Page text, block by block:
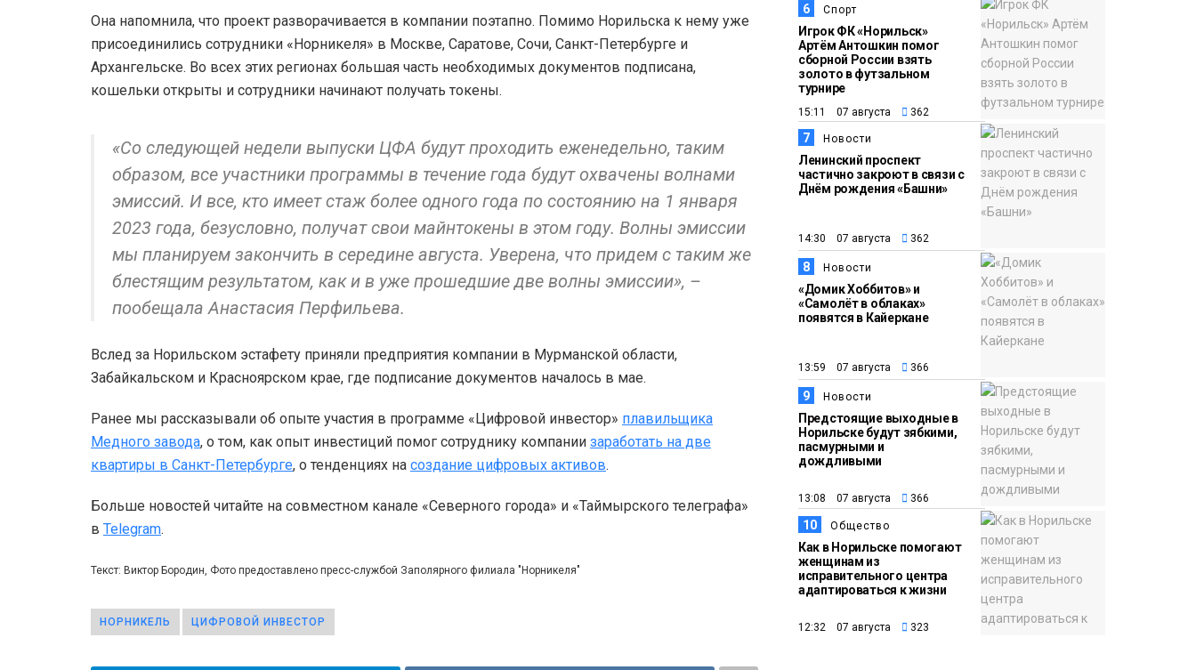
Она напомнила, что проект разворачивается в компании поэтапно. Помимо Норильска к нему уже
присоединились сотрудники «Норникеля» в Москве, Саратове, Сочи, Санкт-Петербурге и
Архангельске. Во всех этих регионах большая часть необходимых документов подписана,
кошельки открыты и сотрудники начинают получать токены.
«Со следующей недели выпуски ЦФА будут проходить еженедельно, таким
образом, все участники программы в течение года будут охвачены волнами
эмиссий. И все, кто имеет стаж более одного года по состоянию на 1 января
2023 года, безусловно, получат свои майнтокены в этом году. Волны эмиссии
мы планируем закончить в середине августа. Уверена, что придем с таким же
блестящим результатом, как и в уже прошедшие две волны эмиссии», –
пообещала Анастасия Перфильева.
Вслед за Норильском эстафету приняли предприятия компании в Мурманской области,
Забайкальском и Красноярском крае, где подписание документов началось в мае.
Ранее мы рассказывали об опыте участия в программе «Цифровой инвестор» плавильщика
Медного завода, о том, как опыт инвестиций помог сотруднику компании заработать на две
квартиры в Санкт-Петербурге, о тенденциях на создание цифровых активов.
Больше новостей читайте на совместном канале «Северного города» и «Таймырского телеграфа»
в Telegram.
Текст: Виктор Бородин, Фото предоставлено пресс-службой Заполярного филиала "Норникеля"
НОРНИКЕЛЬ ЦИФРОВОЙ ИНВЕСТОР
6 Спорт
Игрок ФК «Норильск»
Артём Антошкин помог
сборной России взять
золото в футзальном
турнире
15:11 07 августа 362
7 Новости
Ленинский проспект
частично закроют в связи с
Днём рождения «Башни»
14:30 07 августа 362
8 Новости
«Домик Хоббитов» и
«Самолёт в облаках»
появятся в Кайеркане
13:59 07 августа 366
9 Новости
Предстоящие выходные в
Норильске будут зябкими,
пасмурными и
дождливыми
13:08 07 августа 366
10 Общество
Как в Норильске помогают
женщинам из
исправительного центра
адаптироваться к жизни
12:32 07 августа 323